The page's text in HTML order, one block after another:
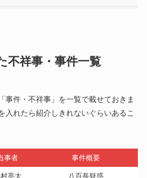
不祥事・事件一覧
事件・不祥事」を一覧で載せておきま
入れたら紹介しきれないぐらいあるこ
事者 事件概要
亮太 八百長疑惑